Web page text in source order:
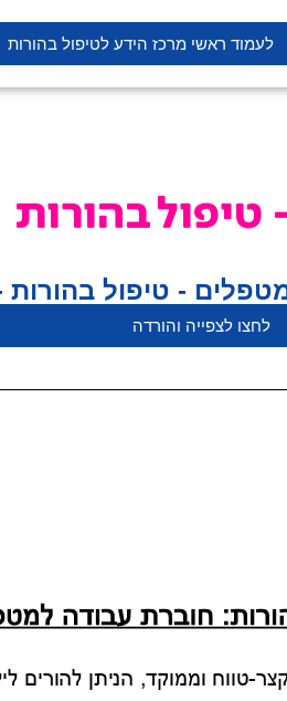
לעמוד ראשי מרכז הידע לטיפול בהורות
בהורות
- טיפול בהורות -
לחצו לצפייה והורדה